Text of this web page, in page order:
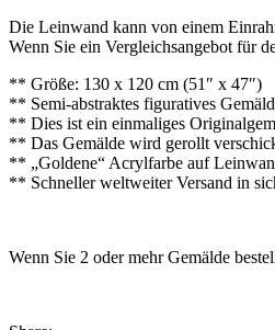
Die Leinwand kann von einem
Wenn Sie ein Vergleichsangebot für
** Größe: 130 x 120 cm (51″ x 47″)
** Semi-abstraktes figuratives
** Dies ist ein einmaliges
** Das Gemälde wird gerollt
** „Goldene“ Acrylfarbe auf
** Schneller weltweiter Versand in
Wenn Sie 2 oder mehr Gemälde